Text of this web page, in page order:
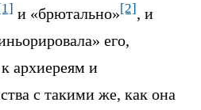
и «брютально»[2], и
его,
архиереям и
с такими же, как она